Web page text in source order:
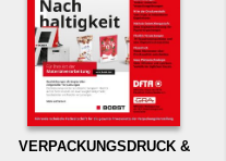
VERPACKUNGSDRUCK &